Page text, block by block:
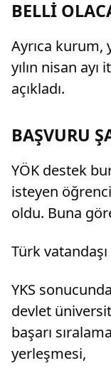
BELLİ
Ayrıca kurum,
yılın nisan
açıkladı.
BAŞVURU
YÖK destek
isteyen
oldu. Buna
Türk vatandaşı
YKS
devlet
başarı
yerleşmesi,